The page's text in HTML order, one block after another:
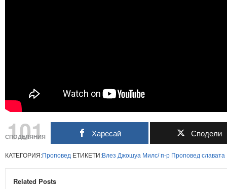
101
СПОДЕЛЯНИЯ Харесай Сподели
КАТЕГОРИЯ:Проповед ЕТИКЕТИ:Влез Джошуа Милс/ п-р Проповед славата
Related Posts